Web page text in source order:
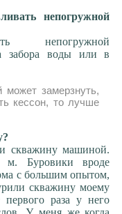
непогружной
непогружной
забора воды или в
замерзнуть,
кессон, то лучше
скважину машиной.
м. Буровики вроде
с большим опытом,
скважину моему
первого раза у него